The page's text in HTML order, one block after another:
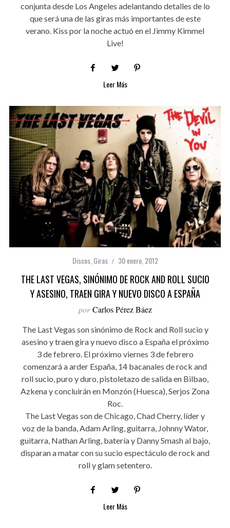
conjunta desde Los Angeles adelantando detalles de lo
que será una de las giras más importantes de este
verano. Kiss por la noche actuó en el Jimmy Kimmel
Live!
Leer Más
Discos, Giras 30 enero, 2012
THE LAST VEGAS, SINÓNIMO DE ROCK AND ROLL SUCIO
Y ASESINO, TRAEN GIRA Y NUEVO DISCO A ESPAÑA
por Carlos Pérez Báez
The Last Vegas son sinónimo de Rock and Roll sucio y
asesino y traen gira y nuevo disco a España el próximo
3 de febrero. El próximo viernes 3 de febrero
comenzará a arder España, 14 bacanales de rock and
roll sucio, puro y duro, pistoletazo de salida en Bilbao,
Azkena y concluirán en Monzón (Huesca), Serjos Zona
Roc.
The Last Vegas son de Chicago, Chad Cherry, líder y
voz de la banda, Adam Arling, guitarra, Johnny Wator,
guitarra, Nathan Arling, batería y Danny Smash al bajo,
disparan a matar con su sucio espectáculo de rock and
roll y glam setentero.
Leer Más